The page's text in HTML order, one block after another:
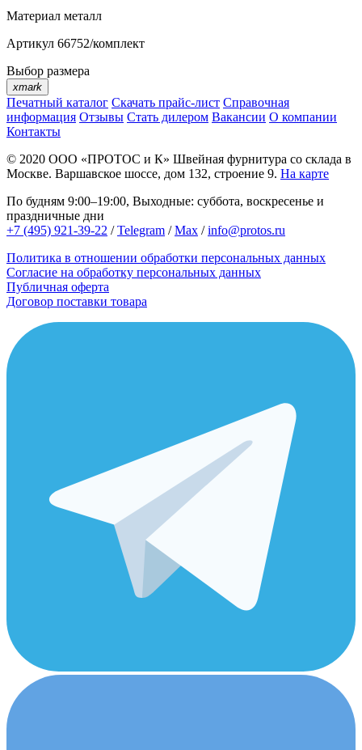
Материал металл
Артикул 66752/комплект
Выбор размера
xmark
Печатный каталог Скачать прайс-лист Справочная
информация Отзывы Стать дилером Вакансии О компании
Контакты
© 2020 ООО «ПРОТОС и К» Швейная фурнитура со склада в
Москве. Варшавское шоссе, дом 132, строение 9. На карте
По будням 9:00–19:00, Выходные: суббота, воскресенье и
праздничные дни
+7 (495) 921-39-22 /Telegram /Max /info@protos.ru
Политика в отношении обработки персональных данных
Согласие на обработку персональных данных
Публичная оферта
Договор поставки товара